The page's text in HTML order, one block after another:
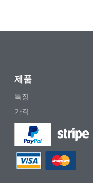
제품
특징
가격